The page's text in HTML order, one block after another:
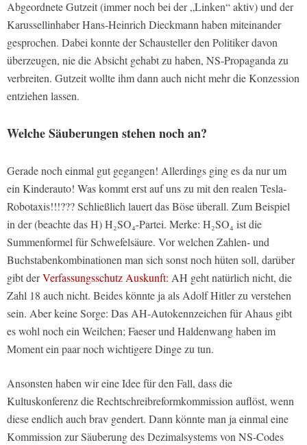
Abgeordnete Gutzeit (immer noch bei der „Linken“ aktiv) und der
Karussellinhaber Hans-Heinrich Dieckmann haben miteinander
gesprochen. Dabei konnte der Schausteller den Politiker davon
überzeugen, nie die Absicht gehabt zu haben, NS-Propaganda zu
verbreiten. Gutzeit wollte ihm dann auch nicht mehr die Konzession
entziehen lassen.
Welche Säuberungen stehen noch an?
Gerade noch einmal gut gegangen! Allerdings ging es da nur um
ein Kinderauto! Was kommt erst auf uns zu mit den realen Tesla-
Robotaxis!!!??? Schließlich lauert das Böse überall. Zum Beispiel
in der (beachte das H) H₂SO₄-Partei. Merke: H₂SO₄ ist die
Summenformel für Schwefelsäure. Vor welchen Zahlen- und
Buchstabenkombinationen man sich sonst noch hüten soll, darüber
gibt derVerfassungsschutz Auskunft: AH geht natürlich nicht, die
Zahl 18 auch nicht. Beides könnte ja als Adolf Hitler zu verstehen
sein. Aber keine Sorge: Das AH-Autokennzeichen für Ahaus gibt
es wohl noch ein Weilchen; Faeser und Haldenwang haben im
Moment ein paar noch wichtigere Dinge zu tun.
Ansonsten haben wir eine Idee für den Fall, dass die
Kultuskonferenz die Rechtschreibreformkommission auflöst, wenn
diese endlich auch brav gendert. Dann könnte man ja einmal eine
Kommission zur Säuberung des Dezimalsystems von NS-Codes